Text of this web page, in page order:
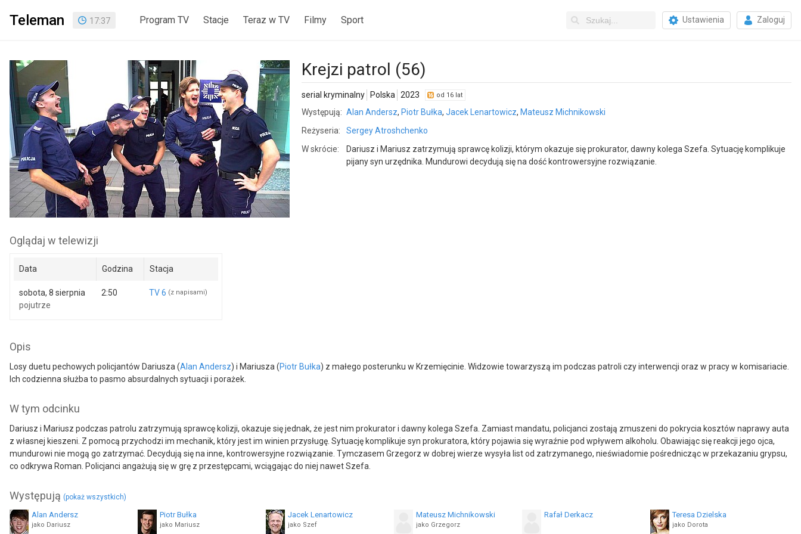
Teleman 17:37 Program TV Stacje Teraz w TV Filmy Sport Ustawienia Zaloguj
Krejzi patrol (56)
serial kryminalny Polska 2023 od 16 lat
Występują: Alan Andersz, Piotr Bułka, Jacek Lenartowicz, Mateusz Michnikowski
Reżyseria:
Sergey Atroshchenko
W skrócie:
Dariusz i Mariusz zatrzymują sprawcę kolizji, którym okazuje się prokurator, dawny kolega Szefa. Sytuację komplikuje
pijany syn urzędnika. Mundurowi decydują się na dość kontrowersyjne rozwiązanie.
Oglądaj w telewizji
Data Godzina Stacja
sobota, 8 sierpnia
pojutrze
2:50 TV 6 (z napisami)
Opis
Losy duetu pechowych policjantów Dariusza (Alan Andersz) i Mariusza (Piotr Bułka) z małego posterunku w Krzemięcinie. Widzowie towarzyszą im podczas patroli czy interwencji oraz w pracy w komisariacie.
Ich codzienna służba to pasmo absurdalnych sytuacji i porażek.
W tym odcinku
Dariusz i Mariusz podczas patrolu zatrzymują sprawcę kolizji, okazuje się jednak, że jest nim prokurator i dawny kolega Szefa. Zamiast mandatu, policjanci zostają zmuszeni do pokrycia kosztów naprawy auta
z własnej kieszeni. Z pomocą przychodzi im mechanik, który jest im winien przysługę. Sytuację komplikuje syn prokuratora, który pojawia się wyraźnie pod wpływem alkoholu. Obawiając się reakcji jego ojca,
mundurowi nie mogą go zatrzymać. Decydują się na inne, kontrowersyjne rozwiązanie. Tymczasem Grzegorz w dobrej wierze wysyła list od zatrzymanego, nieświadomie pośrednicząc w przekazaniu grypsu,
co odkrywa Roman. Policjanci angażują się w grę z przestępcami, wciągając do niej nawet Szefa.
Występują (pokaż wszystkich)
Alan Andersz
jako Dariusz
Piotr Bułka
jako Mariusz
Jacek Lenartowicz
jako Szef
Mateusz Michnikowski
jako Grzegorz
Rafał Derkacz Teresa Dzielska
jako Dorota